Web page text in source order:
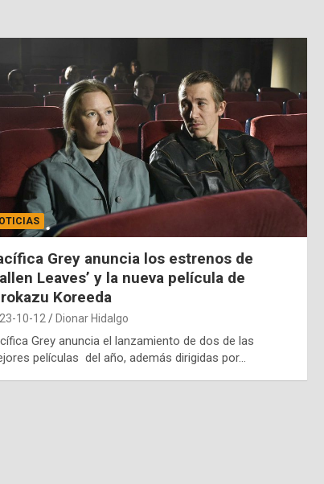
Grey anuncia los estrenos de
Leaves’ y la nueva película de
Koreeda
10-12 Dionar Hidalgo
Grey anuncia el lanzamiento de dos de las
películas del año, además dirigidas por…